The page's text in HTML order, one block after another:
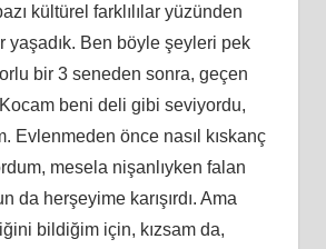
kültürel farklılılar yüzünden
yaşadık. Ben böyle şeyleri pek
bir 3 seneden sonra, geçen
beni deli gibi seviyordu,
Evlenmeden önce nasıl kıskanç
mesela nişanlıyken falan
da herşeyime karışırdı. Ama
bildiğim için, kızsam da,